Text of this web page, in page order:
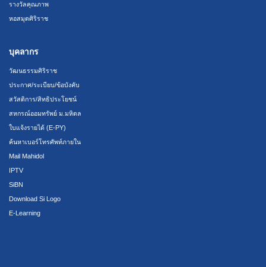
รางวัลคุณภาพ
หอสมุดศิริราช
บุคลากร
วัฒนธรรมศิริราช
ประกาศ/ระเบียบ/ข้อบังคับ
สวัสดิการ/สิทธิประโยชน์
สหกรณ์ออมทรัพย์ ม.มหิดล
ใบแจ้งรายได้ (E-PY)
ค้นหาเบอร์โทรศัพท์ภายใน
Mail Mahidol
IPTV
SiBN
Download Si Logo
E-Learning